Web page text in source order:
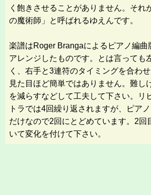
く飽きさせることがありません。それ
の魔術師」と呼ばれるゆえんです。
楽譜はRoger Brangaによるピアノ編曲
アレンジしたものです。とは言っても
く、右手と3連符のタイミングを合わ
見た目ほど簡単ではありません。難し
を減らすなどして工夫して下さい。リ
トラでは4回繰り返されますが、ピア
だけなので2回にとどめています。2回
いて変化を付けて下さい。